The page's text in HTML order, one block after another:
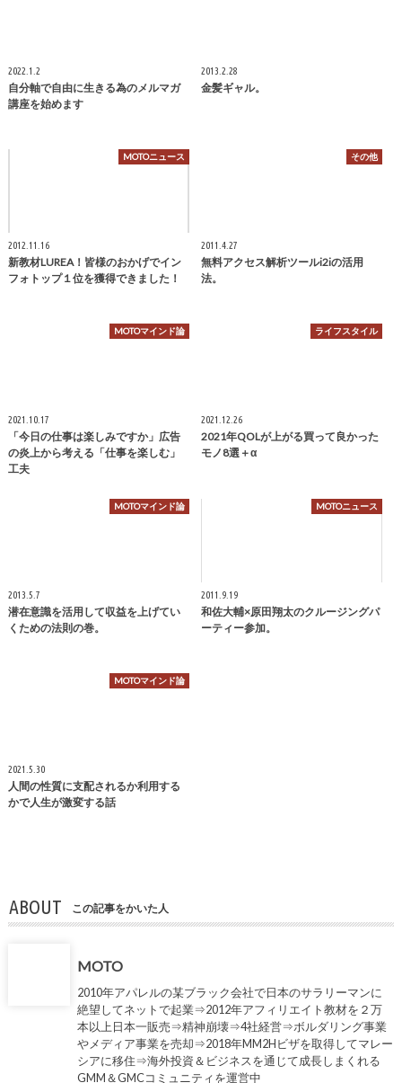
2022.1.2
自分軸で自由に生きる為のメルマガ
講座を始めます
2013.2.28
金髪ギャル。
MOTOニュース
2012.11.16
新教材LUREA！皆様のおかげでイン
フォトップ１位を獲得できました！
その他
2011.4.27
無料アクセス解析ツールi2iの活用
法。
MOTOマインド論
2021.10.17
「今日の仕事は楽しみですか」広告
の炎上から考える「仕事を楽しむ」
工夫
ライフスタイル
2021.12.26
2021年QOLが上がる買って良かった
モノ8選＋α
MOTOマインド論
2013.5.7
潜在意識を活用して収益を上げてい
くための法則の巻。
MOTOニュース
2011.9.19
和佐大輔×原田翔太のクルージングパ
ーティー参加。
MOTOマインド論
2021.5.30
人間の性質に支配されるか利用する
かで人生が激変する話
ABOUT この記事をかいた人
MOTO
2010年アパレルの某ブラック会社で日本のサラリーマンに
絶望してネットで起業⇒2012年アフィリエイト教材を２万
本以上日本一販売⇒精神崩壊⇒4社経営⇒ボルダリング事業
やメディア事業を売却⇒2018年MM2Hビザを取得してマレー
シアに移住⇒海外投資＆ビジネスを通じて成長しまくれる
GMM＆GMCコミュニティを運営中